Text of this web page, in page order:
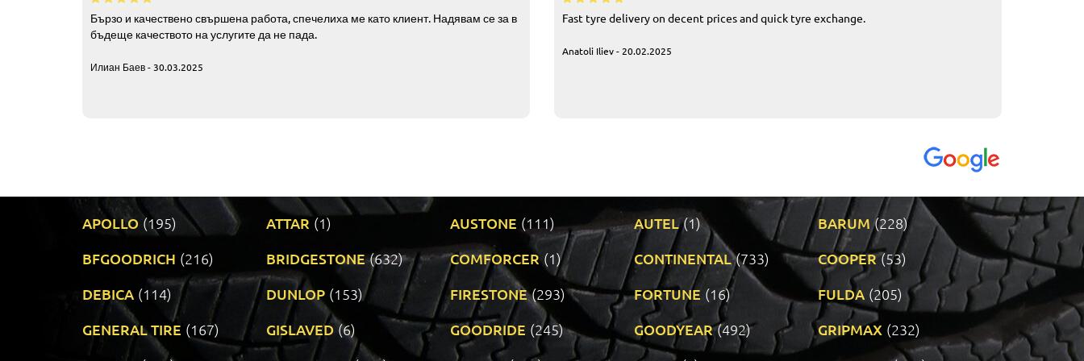
Бързо и качествено свършена работа, спечелиха ме като клиент. Надявам се за в
бъдеще качеството на услугите да не пада.
Илиан Баев - 30.03.2025
Fast tyre delivery on decent prices and quick tyre exchange.
Anatoli Iliev - 20.02.2025
APOLLO (195) ATTAR (1) AUSTONE (111) AUTEL (1) BARUM (228)
BFGOODRICH (216) BRIDGESTONE (632) COMFORCER (1) CONTINENTAL (733) COOPER (53)
DEBICA (114) DUNLOP (153) FIRESTONE (293) FORTUNE (16) FULDA (205)
GENERAL TIRE (167) GISLAVED (6) GOODRIDE (245) GOODYEAR (492) GRIPMAX (232)